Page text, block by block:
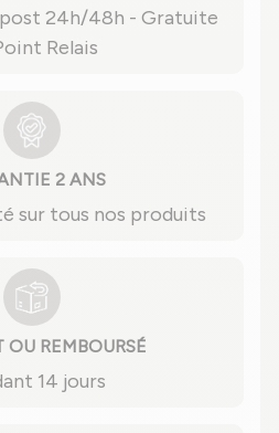
24h/48h - Gratuite
Relais
2 ANS
sur tous nos produits
OU REMBOURSÉ
14 jours